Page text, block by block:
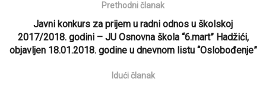
Prethodni članak
Javni konkurs za prijem u radni odnos u školskoj
2017/2018. godini – JU Osnovna škola “6.mart” Hadžići,
objavljen 18.01.2018. godine u dnevnom listu “Oslobođenje”
Idući članak